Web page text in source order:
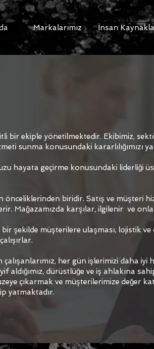
Markalarımız İnsan
bir ekiple yönetilmektedir. Ekibimiz,
sunma konusundaki kararlılığımızı
hayata geçirme konusundaki liderliği
önceliklerinden biridir. Satış ve müşteri
Mağazamızda karşılar, ilgilenir ve
şekilde müşterilere ulaşması, lojistik ve
her gün işlerimizi daha
aldığımız, dürüstlüğe ve iş ahlakına
çıkarmak ve müşterilerimize değer
yatmaktadır.